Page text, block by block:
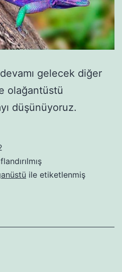
gelecek diğer
olağantüstü
düşünüyoruz.
ile etiketlenmiş